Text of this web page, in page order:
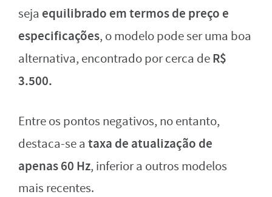
seja equilibrado em termos de preço e
especificações, o modelo pode ser uma boa
alternativa, encontrado por cerca deR$
3.500.
Entre os pontos negativos, no entanto,
destaca-se a taxa de atualização de
apenas 60 Hz, inferior a outros modelos
mais recentes.